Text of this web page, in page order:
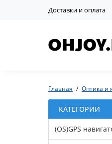
Доставки и оплата
Главная Оптика и
КАТЕГОРИИ
(OS)GPS